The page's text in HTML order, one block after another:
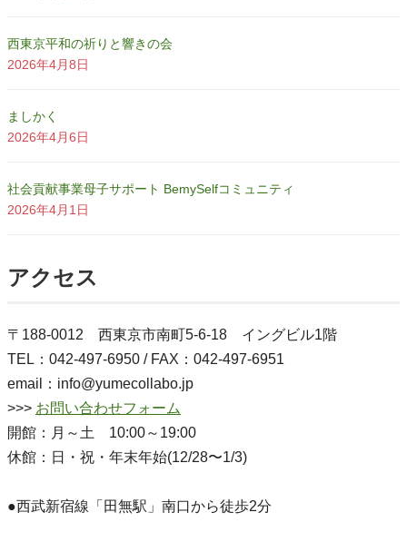
西東京平和の祈りと響きの会
2026年4月8日
ましかく
2026年4月6日
社会貢献事業母子サポート BemySelfコミュニティ
2026年4月1日
アクセス
〒188-0012 西東京市南町5-6-18 イングビル1階
TEL：042-497-6950 / FAX：042-497-6951
email：info@yumecollabo.jp
>>> お問い合わせフォーム
開館：月～土 10:00～19:00
休館：日・祝・年末年始(12/28〜1/3)
●西武新宿線「田無駅」南口から徒歩2分